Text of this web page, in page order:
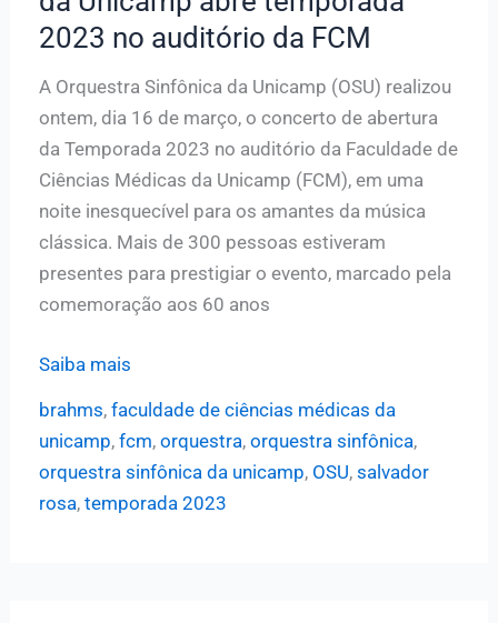
Campinas
2023 no auditório da FCM
A Orquestra Sinfônica da Unicamp (OSU) realizou
ontem, dia 16 de março, o concerto de abertura
da Temporada 2023 no auditório da Faculdade de
Ciências Médicas da Unicamp (FCM), em uma
noite inesquecível para os amantes da música
clássica. Mais de 300 pessoas estiveram
presentes para prestigiar o evento, marcado pela
comemoração aos 60 anos
Concerto
Orquestra
Sinfônica
Unicamp
Saiba mais
brahms, faculdade de ciências médicas da
unicamp, fcm, orquestra, orquestra sinfônica,
orquestra sinfônica da unicamp, OSU, salvador
rosa, temporada 2023